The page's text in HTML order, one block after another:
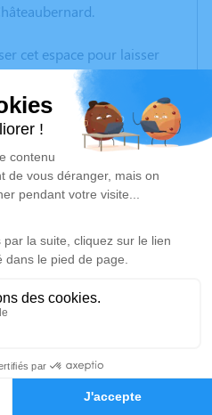
Hommages
cet espace pour laisser
des photos souvenirs, une
à travers des
endroit est un lieu
la mémoire de Claude
hommage est
Je rends hommage
Barbezieux-Saint-Hilaire